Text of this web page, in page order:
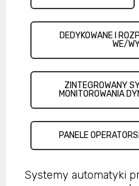
DEDYKOWANE I
WE/
ZINTEGROWANY
MONITOROWANIA
PANELE
Systemy automatyki